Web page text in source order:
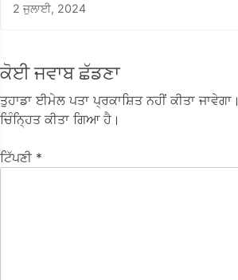
2 ਜੁਲਾਈ, 2024
ਕੋਈ ਜਵਾਬ ਛੱਡਣਾ
ਤੁਹਾਡਾ ਈਮੇਲ ਪਤਾ ਪ੍ਰਕਾਸ਼ਿਤ ਨਹੀਂ ਕੀਤਾ ਜਾਵੇਗਾ।
ਚਿੰਨ੍ਹਿਤ ਕੀਤਾ ਗਿਆ ਹੈ।
ਟਿੱਪਣੀ *